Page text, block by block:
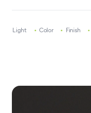
Light • Color • Finish •